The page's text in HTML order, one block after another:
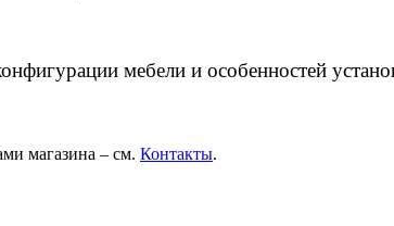
мебели и особенностей
магазина – см. Контакты.